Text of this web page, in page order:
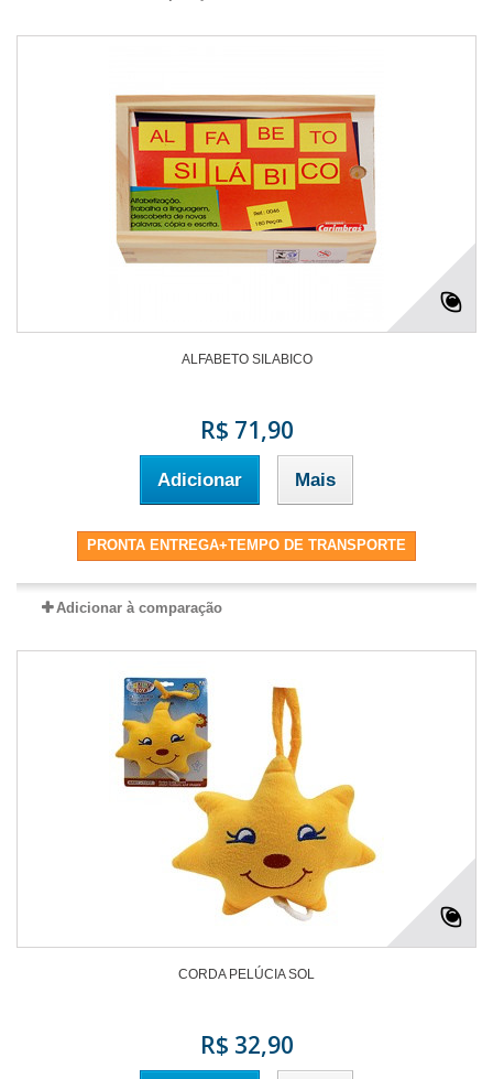
ALFABETO SILABICO
R$ 71,90
Adicionar Mais
PRONTA ENTREGA+TEMPO DE TRANSPORTE
Adicionar à comparação
CORDA PELÚCIA SOL
R$ 32,90